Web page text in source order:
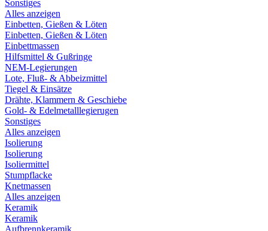
Sonstiges
Alles anzeigen
Einbetten, Gießen & Löten
Einbetten, Gießen & Löten
Einbettmassen
Hilfsmittel & Gußringe
NEM-Legierungen
Lote, Fluß- & Abbeizmittel
Tiegel & Einsätze
Drähte, Klammern & Geschiebe
Gold- & Edelmetalllegierugen
Sonstiges
Alles anzeigen
Isolierung
Isolierung
Isoliermittel
Stumpflacke
Knetmassen
Alles anzeigen
Keramik
Keramik
Aufbrennkeramik